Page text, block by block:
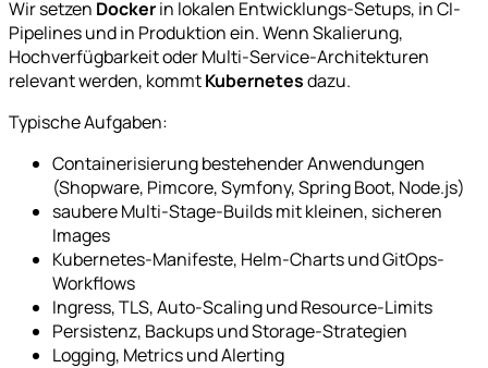
Wir setzen Dockerin lokalen Entwicklungs-Setups, in CI-
Pipelines und in Produktion ein. Wenn Skalierung,
Hochverfügbarkeit oder Multi-Service-Architekturen
relevant werden, kommtKubernetesdazu.
Typische Aufgaben:
Containerisierung bestehender Anwendungen
(Shopware, Pimcore, Symfony, Spring Boot, Node.js)
saubere Multi-Stage-Builds mit kleinen, sicheren
Images
Kubernetes-Manifeste, Helm-Charts und GitOps-
Workflows
Ingress, TLS, Auto-Scaling und Resource-Limits
Persistenz, Backups und Storage-Strategien
Logging, Metrics und Alerting